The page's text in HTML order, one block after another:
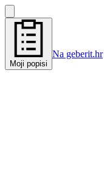
Moji popisi
Na geberit.hr